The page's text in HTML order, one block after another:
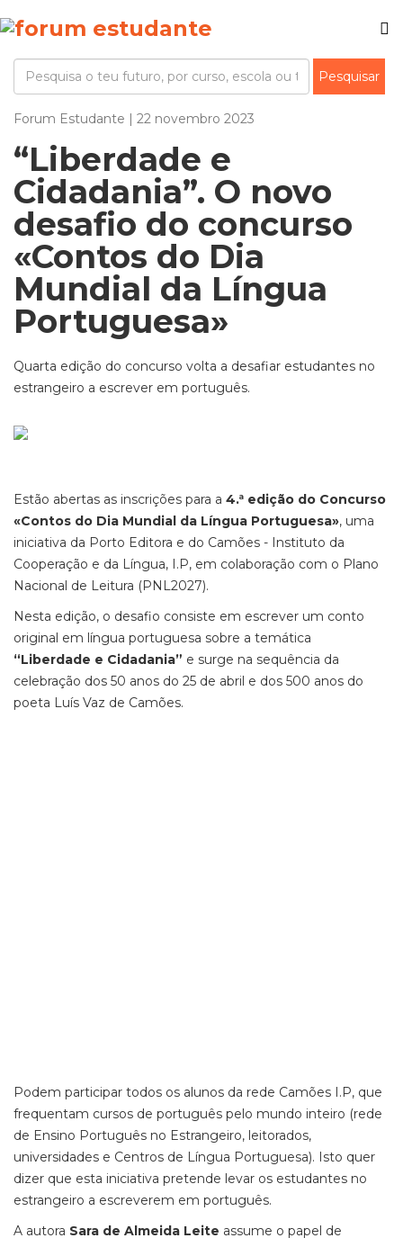
Forum Estudante | 22 novembro 2023
“Liberdade e
Cidadania”. O novo
desafio do concurso
«Contos do Dia
Mundial da Língua
Portuguesa»
Quarta edição do concurso volta a desafiar estudantes no
estrangeiro a escrever em português.
Estão abertas as inscrições para a 4.ª edição do Concurso
«Contos do Dia Mundial da Língua Portuguesa», uma
iniciativa da Porto Editora e do Camões - Instituto da
Cooperação e da Língua, I.P, em colaboração com o Plano
Nacional de Leitura (PNL2027).
Nesta edição, o desafio consiste em escrever um conto
original em língua portuguesa sobre a temática
“Liberdade e Cidadania” e surge na sequência da
celebração dos 50 anos do 25 de abril e dos 500 anos do
poeta Luís Vaz de Camões.
Podem participar todos os alunos da rede Camões I.P, que
frequentam cursos de português pelo mundo inteiro (rede
de Ensino Português no Estrangeiro, leitorados,
universidades e Centros de Língua Portuguesa). Isto quer
dizer que esta iniciativa pretende levar os estudantes no
estrangeiro a escreverem em português.
A autora Sara de Almeida Leite assume o papel de